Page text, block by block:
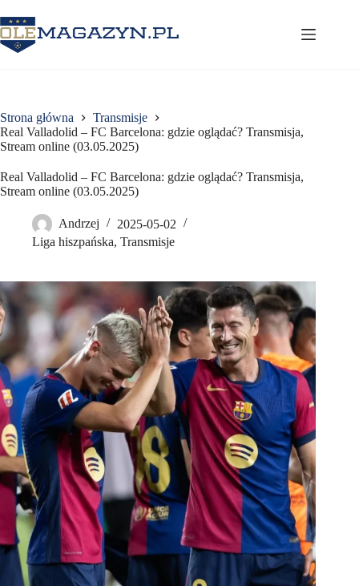
do
treści
Strona główna
Transmisje
Real Valladolid – FC Barcelona: gdzie oglądać? Transmisja,
Stream online (03.05.2025)
Real Valladolid – FC Barcelona: gdzie oglądać? Transmisja,
Stream online (03.05.2025)
Andrzej
2025-05-02
Liga hiszpańska, Transmisje